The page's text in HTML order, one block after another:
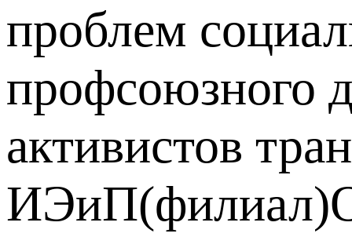
проблем
профсоюзного
активистов